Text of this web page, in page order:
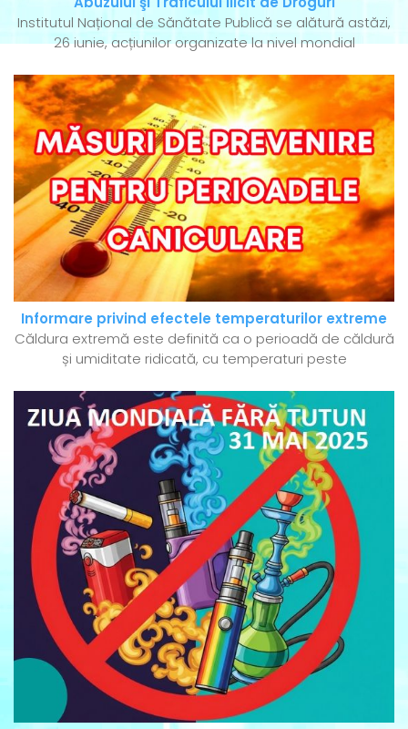
Institutul Național de Sănătate Publică se alătură astăzi,
26 iunie, acțiunilor organizate la nivel mondial
Informare privind efectele temperaturilor extreme
Căldura extremă este definită ca o perioadă de căldură
și umiditate ridicată, cu temperaturi peste